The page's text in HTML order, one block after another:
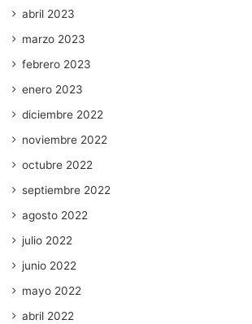
abril 2023
marzo 2023
febrero 2023
enero 2023
diciembre 2022
noviembre 2022
octubre 2022
septiembre 2022
agosto 2022
julio 2022
junio 2022
mayo 2022
abril 2022